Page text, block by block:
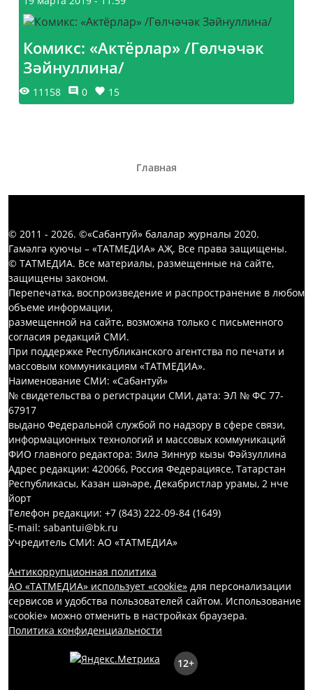
Комикс: «Актёрлар» /Гөлчәчәк
Зәйнуллина/
11158 0 15
Главная
© 2011 - 2026. ©«Сабантуй» балалар журналы 2020.
Гамәлгә куючы – «ТАТМЕДИА» АҖ. Все права защищены.
© ТАТМЕДИА. Все материалы, размещенные на сайте,
защищены законом.
Перепечатка, воспроизведение и распространение в любом
объеме информации,
размещенной на сайте, возможна только с письменного
согласия редакций СМИ.
При поддержке Республиканского агентства по печати и
массовым коммуникациям «ТАТМЕДИА».
Наименование СМИ: «Сабантуй»
№ свидетельства о регистрации СМИ, дата: ЭЛ № ФС 77-
67917
выдано Федеральной службой по надзору в сфере связи,
информационных технологий и массовых коммуникаций
ФИО главного редактора: Зилә Зиннур кызы Фәйзуллина
Адрес редакции: 420066, Россия Федерациясе, Татарстан
Республикасы, Казан шәһәре, Декабристлар урамы, 2 нче
йорт
Телефон редакции: +7 (843) 222-09-84 (1649)
E-mail: sabantui@bk.ru
Учредитель СМИ: АО «ТАТМЕДИА»
Антикоррупционная политика
АО «ТАТМЕДИА» использует «cookie» для персонализации
сервисов и удобства пользователей сайтом. Использование
«cookie» можно отменить в настройках браузера.
Политика конфиденциальности
12+